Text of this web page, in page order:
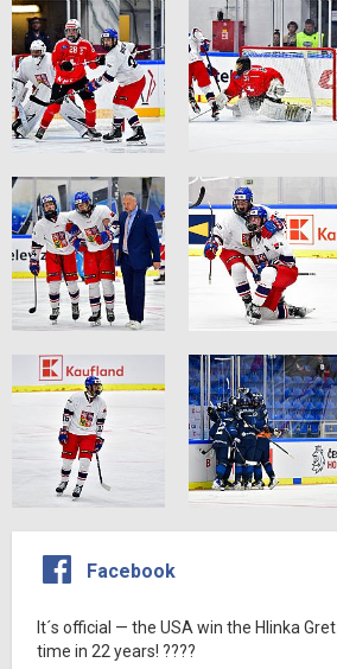
Facebook
It´s official — the USA win the Hlinka
time in 22 years! ????